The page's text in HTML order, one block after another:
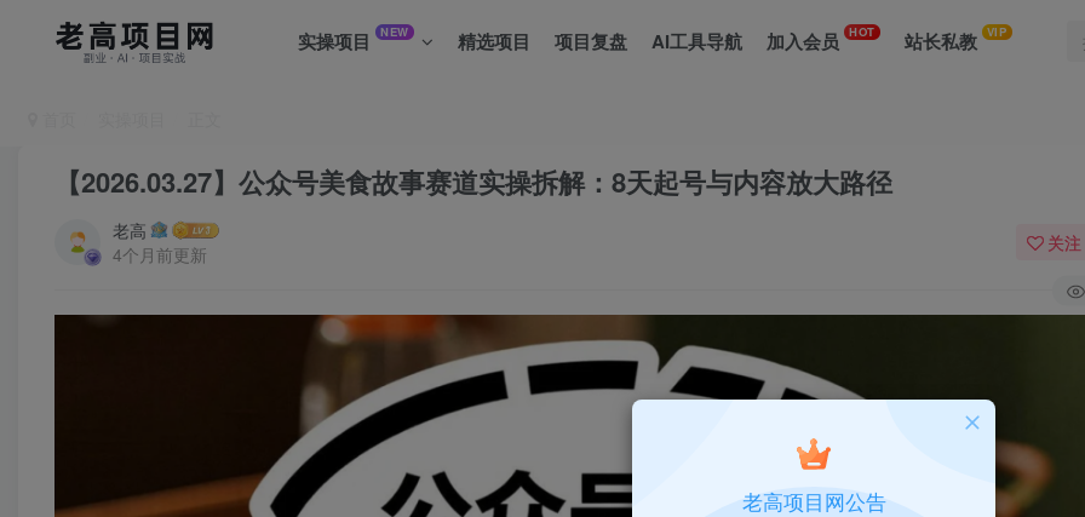
实操项目 NEW 精选项目 项目复盘 AI工具导航 加入会员 HOT 站长私教 VIP
【2026.03.27】公众号美食故事赛道实操拆解：8天起号与内容放大路径
老高
4个月前更新
关注
老高项目网公告